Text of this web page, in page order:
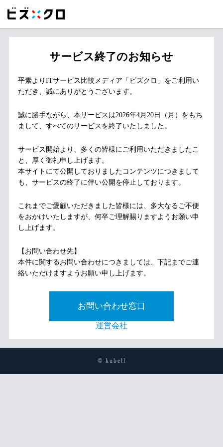
サービス終了のお知らせ
平素よりITサービス比較メディア「ビズクロ」をご利用い
ただき、誠にありがとうございます。
誠に勝手ながら、本サービスは2026年4月20日（月）をもち
まして、すべてのサービスを終了いたしました。
サービス開始より、多くの皆様にご利用いただきましたこ
と、厚く御礼申し上げます。
本サイトにて公開しておりましたコンテンツにつきまして
も、サービスの終了に伴い公開を停止しております。
これまでご愛顧いただきました皆様には、多大なるご不便
をおかけいたしますが、何卒ご理解賜りますようお願い申
し上げます。
【お問い合わせ先】
本件に関するお問い合わせにつきましては、下記までご連
絡いただけますようお願い申し上げます。
お問い合わせ窓口
運営会社
© kubell